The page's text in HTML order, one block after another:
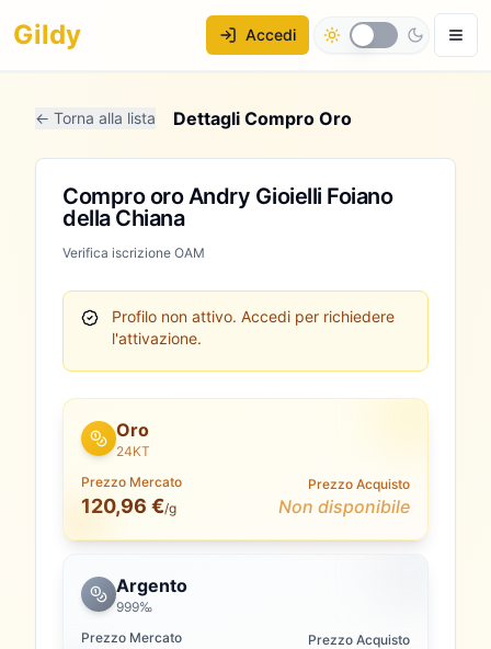
Gildy Accedi
← Torna alla lista Dettagli Compro Oro
Compro oro Andry Gioielli Foiano
della Chiana
Verifica iscrizione OAM
Profilo non attivo. Accedi per richiedere
l'attivazione.
Oro
24KT
Prezzo Mercato
120,96 €/g
Prezzo Acquisto
Non disponibile
Argento
999‰
Prezzo Mercato
Prezzo Acquisto